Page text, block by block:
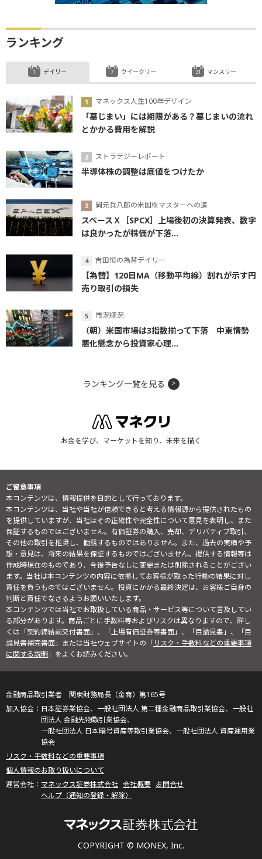
ランキング
デイリー
マネックス人生100年デザイン
「墓じまい」には期限がある？墓じまいの流れ
とかかる費用を解説
ストラテジーレポート
半導体株の調整は底値をつけたか
岡元兵八郎の米国株マスターへの道
スペースＸ［SPCX］上場後初の決算発表、数字
は良かったが株価が下落...
吉田恒の為替デイリー
【為替】120日MA（移動平均線）割れが示す円
売り取引の損失
市況概況
（朝）米国市場は3指数揃って下落 中東情勢
悪化懸念から投資家心理...
ウイークリー マンスリー
ランキング一覧を見る
お金を学び、マーケットを知り、未来を描く
ご留意事項
本コンテンツは、情報提供を目的として行っております。
本コンテンツは、当社や当社が信頼できると考える情報源から提供されたもの
を提供していますが、当社はその正確性や完全性について意見を表明し、また
保証するものではございません。有価証券の購入、売却、デリバティブ取引、
その他の取引を推奨し、勧誘するものではありません。また、過去の実績や予
想・意見は、将来の結果を保証するものではございません。提供する情報等は
作成時現在のものであり、今後予告なしに変更または削除されることがござい
ます。当社は本コンテンツの内容に依拠してお客様が取った行動の結果に対し
責任を負うものではございません。投資にかかる最終決定は、お客様ご自身の
判断と責任でなさるようお願いいたします。
本コンテンツでは当社でお取扱している商品・サービス等について言及してい
る部分があります。商品ごとに手数料等およびリスクは異なりますので、詳し
くは「契約締結前交付書面」、「上場有価証券等書面」、「目論見書」、「目
論見書補完書面」または当社ウェブサイトの「リスク・手数料などの重要事項
に関する説明」をよくお読みください。
COPYRIGHT © MONEX, Inc.
金融商品取引業者 関東財務局長（金商）第165号
日本証券業協会、一般社団法人 第二種金融商品取引業協会、一般社
団法人 金融先物取引業協会、
一般社団法人 日本暗号資産等取引業協会、一般社団法人 資産運用業
協会
リスク・手数料などの重要事項
個人情報のお取り扱いについて
マネックス証券株式会社 会社概要 お問合せ
ヘルプ（通知の登録・解除）